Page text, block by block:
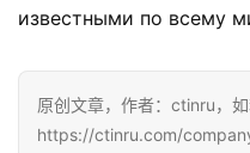
известными по всему
原创文章，作者：ctinru，如
https://ctinru.com/